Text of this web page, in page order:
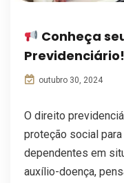
Conheça
Previdenciário!
outubro 30, 2024
O direito
proteção social
dependentes em
auxílio-doença,